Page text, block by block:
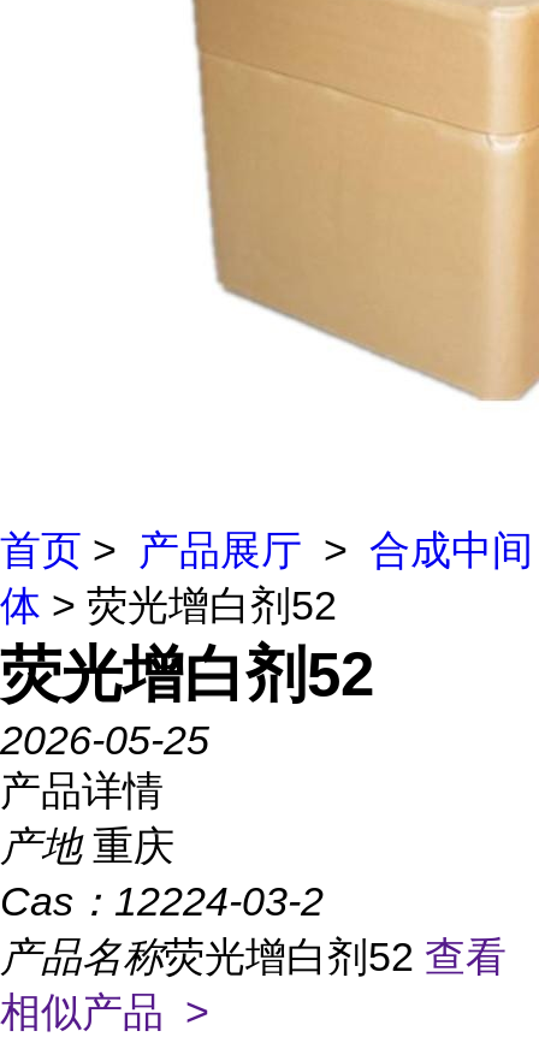
首页 > 产品展厅 > 合成中间
体 > 荧光增白剂52
荧光增白剂52
2026-05-25
产品详情
产地 重庆
Cas： 12224-03-2
产品名称荧光增白剂52 查看
相似产品 >